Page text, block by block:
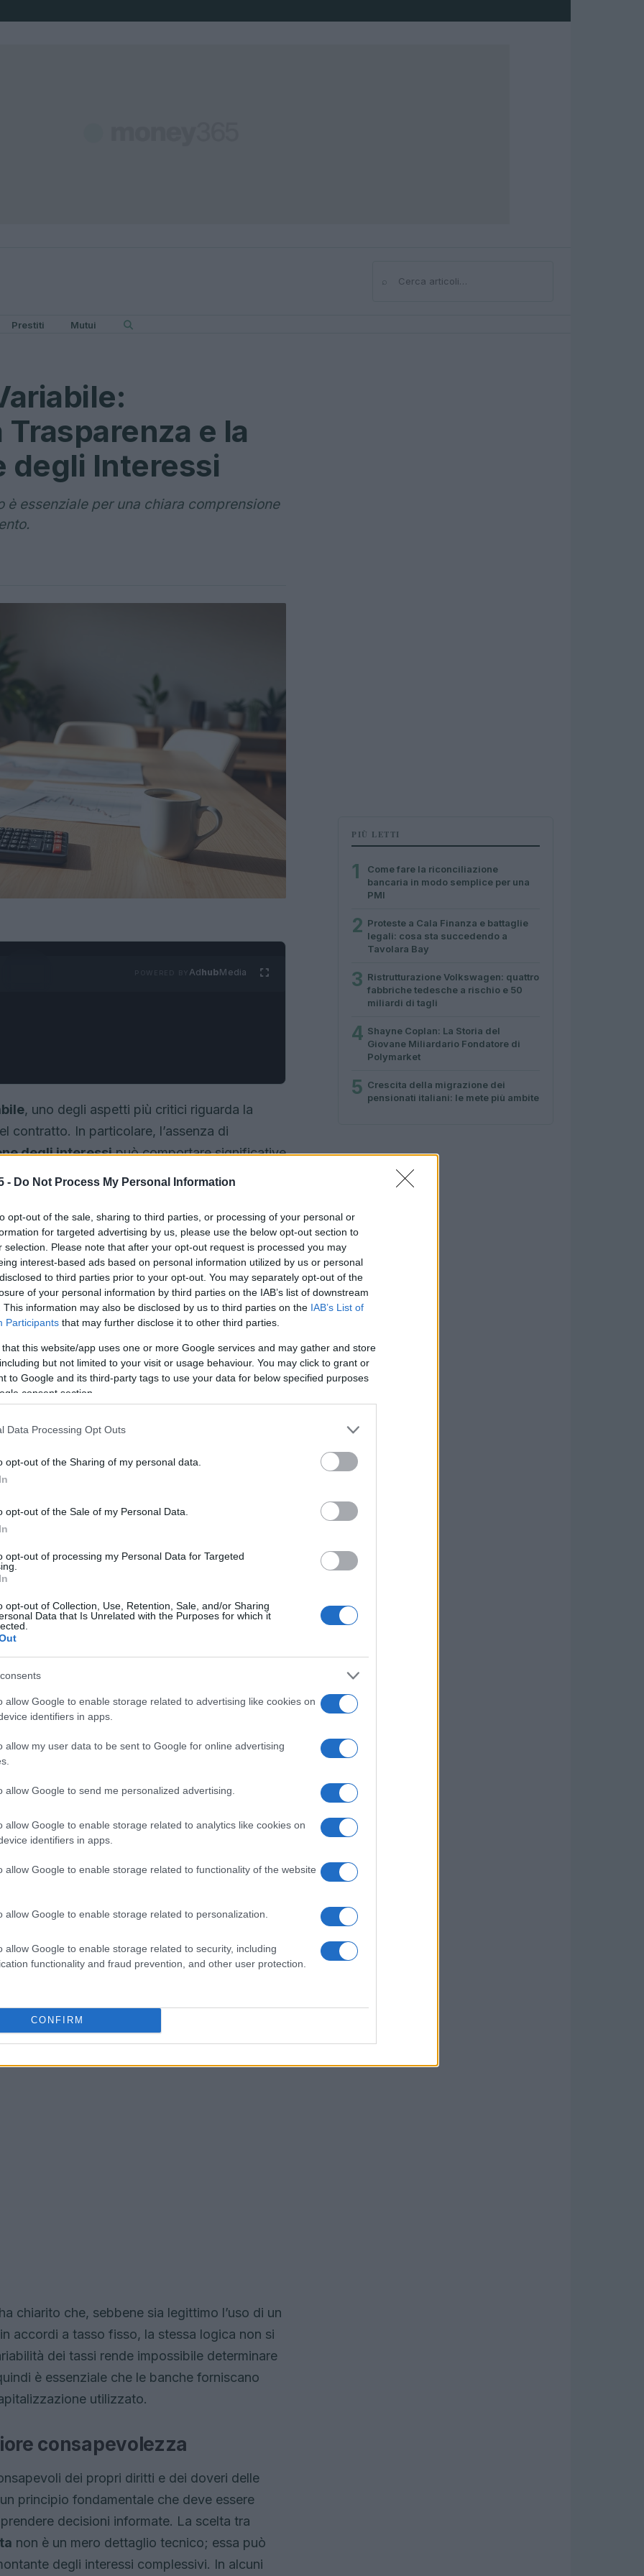
- Do Not Process My Personal Information
opt-out of the sale, sharing to third parties, or processing of your personal or
for targeted advertising by us, please use the below opt-out section to
selection. Please note that after your opt-out request is processed you may
interest-based ads based on personal information utilized by us or personal
to third parties prior to your opt-out. You may separately opt-out of the
of your personal information by third parties on the IAB’s list of downstream
This information may also be disclosed by us to third parties on the IAB’s List of
Participants that may further disclose it to other third parties.
that this website/app uses one or more Google services and may gather and store
but not limited to your visit or usage behaviour. You may click to grant or
to Google and its third-party tags to use your data for below specified purposes
consent section.
Data Processing Opt Outs
opt-out of the Sharing of my personal data.
opt-out of the Sale of my Personal Data.
opt-out of processing my Personal Data for Targeted
opt-out of Collection, Use, Retention, Sale, and/or Sharing
Data that Is Unrelated with the Purposes for which it
allow Google to enable storage related to advertising like cookies on
identifiers in apps.
allow my user data to be sent to Google for online advertising
allow Google to send me personalized advertising.
allow Google to enable storage related to analytics like cookies on
identifiers in apps.
allow Google to enable storage related to functionality of the website
allow Google to enable storage related to personalization.
allow Google to enable storage related to security, including
functionality and fraud prevention, and other user protection.
CONFIRM
⌕Cerca
Prestiti Mutui
e la
degli Interessi
essenziale per una chiara comprensione
AdhubMedia
, uno degli aspetti più critici riguarda la
contratto. In particolare, l’assenza di
degli interessipuò comportare significative
Questo articolo esplorerà le
sulle normative vigenti e su recenti sentenze.
negli accordi di mutuo
sull’ammontare finale degli interessi dovuti
l’
le condizioni economiche devono essere
da garantire la massima trasparenza.
di capitalizzazione non solo rappresenta
portare alla nullità parziale
è in grado di valutare correttamente l’effettivo
diverse offerte diventa così
di fare scelte informate.
nullo per violazione delle norme di
come indicato nell’
che, in assenza di un accordo chiaro, il
secondo il regime di capitalizzazione
ristabilire un equilibrio tra le parti e garantire
chiarito che, sebbene sia legittimo l’uso di un
in accordi a tasso fisso, la stessa logica non si
dei tassi rende impossibile determinare
è essenziale che le banche forniscano
utilizzato.
consapevolezza
dei propri diritti e dei doveri delle
principio fondamentale che deve essere
decisioni informate. La scelta tra
non è un mero dettaglio tecnico; essa può
degli interessi complessivi. In alcuni
PIÙ LETTI
1
Come fare la riconciliazione
bancaria in modo semplice per una
PMI
2 Proteste a Cala Finanza e battaglie
legali: cosa sta succedendo a
Tavolara Bay
3 Ristrutturazione Volkswagen: quattro
fabbriche tedesche a rischio e 50
miliardi di tagli
4 Shayne Coplan: La Storia del
Giovane Miliardario Fondatore di
Polymarket
5 Crescita della migrazione dei
pensionati italiani: le mete più ambite